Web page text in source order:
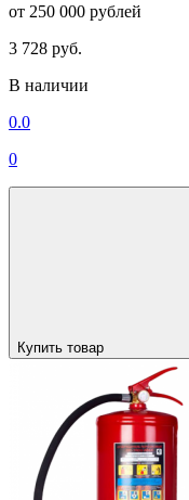
от 250 000 рублей
3 728 руб.
В наличии
0.0
0
Купить товар